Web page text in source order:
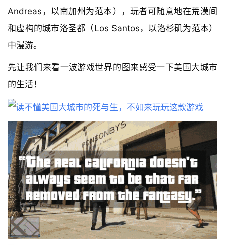
Andreas，以南加州为范本），玩者可随意地在荒漠间
和虚构的城市洛圣都（Los Santos，以洛杉矶为范本）
中漫游。
先让我们来看一波游戏世界的图来感受一下美国大城市
的生活！